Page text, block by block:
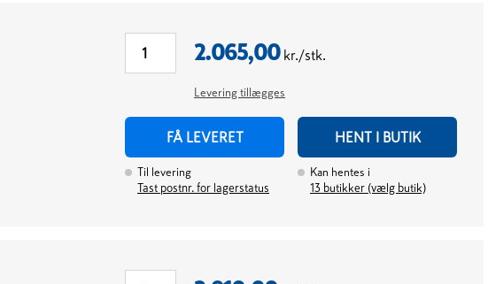
2.065,00 kr./stk.
Levering tillægges
FÅ LEVERET HENT I BUTIK
Til levering
Tast postnr. for lagerstatus
Kan hentes i
13 butikker (vælg butik)